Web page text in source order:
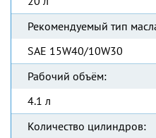
Рекомендуемый тип
SAE 15W40/10W30
Рабочий объём:
4.1 л
Количество цилиндров: